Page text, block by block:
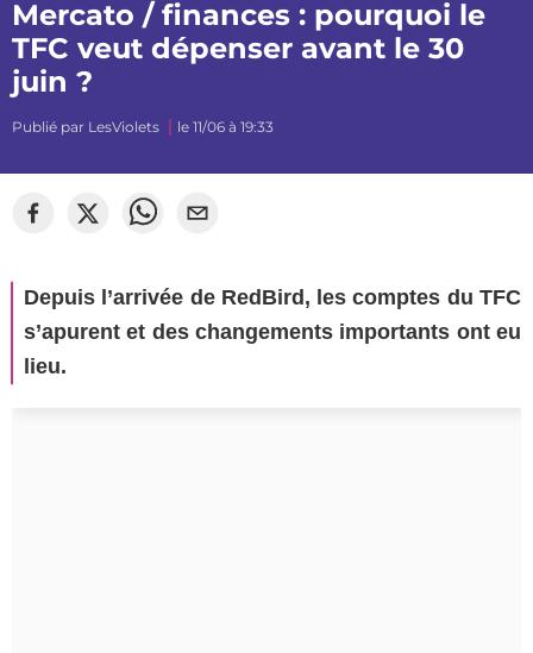
Mercato / finances : pourquoi le
TFC veut dépenser avant le 30
juin ?
Publié par LesViolets le 11/06 à 19:33
Depuis l’arrivée de RedBird, les comptes du TFC
s’apurent et des changements importants ont eu
lieu.